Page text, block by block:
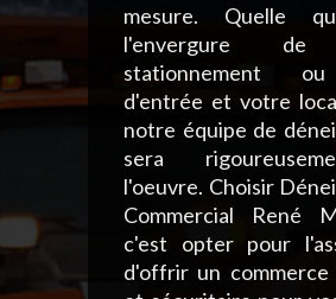
mesure. Quelle
l'envergure de
stationnement
d'entrée et votre
notre équipe de
sera
l'oeuvre. Choisir
Commercial René
c'est opter pour
d'offrir un commerce